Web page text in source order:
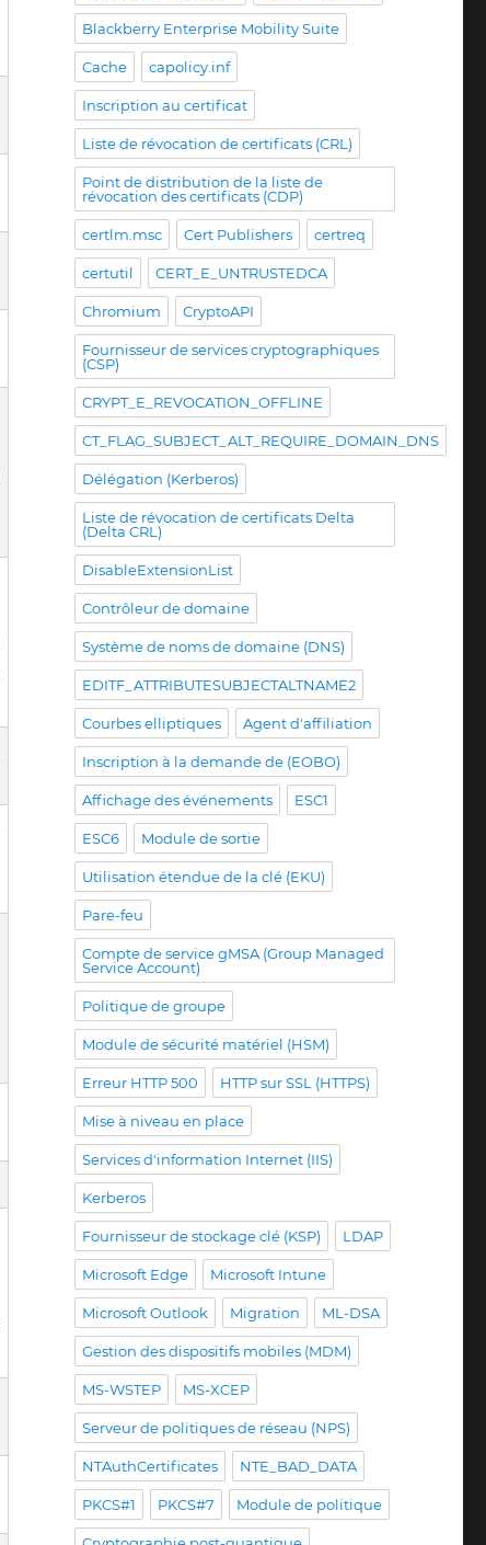
Blackberry Enterprise Mobility Suite
Cache capolicy.inf
Inscription au certificat
Liste de révocation de certificats (CRL)
Point de distribution de la liste de
révocation des certificats (CDP)
certlm.msc Cert Publishers certreq
certutil CERT_E_UNTRUSTEDCA
Chromium CryptoAPI
Fournisseur de services cryptographiques
(CSP)
CRYPT_E_REVOCATION_OFFLINE
CT_FLAG_SUBJECT_ALT_REQUIRE_DOMAIN_DNS
Délégation (Kerberos)
Liste de révocation de certificats Delta
(Delta CRL)
DisableExtensionList
Contrôleur de domaine
Système de noms de domaine (DNS)
EDITF_ATTRIBUTESUBJECTALTNAME2
Courbes elliptiques Agent d'affiliation
Inscription à la demande de (EOBO)
Affichage des événements ESC1
ESC6 Module de sortie
Utilisation étendue de la clé (EKU)
Pare-feu
Compte de service gMSA (Group Managed
Service Account)
Politique de groupe
Module de sécurité matériel (HSM)
Erreur HTTP 500 HTTP sur SSL (HTTPS)
Mise à niveau en place
Services d'information Internet (IIS)
Kerberos
Fournisseur de stockage clé (KSP) LDAP
Microsoft Edge Microsoft Intune
Microsoft Outlook Migration ML-DSA
Gestion des dispositifs mobiles (MDM)
MS-WSTEP MS-XCEP
Serveur de politiques de réseau (NPS)
NTAuthCertificates NTE_BAD_DATA
PKCS#1 PKCS#7 Module de politique